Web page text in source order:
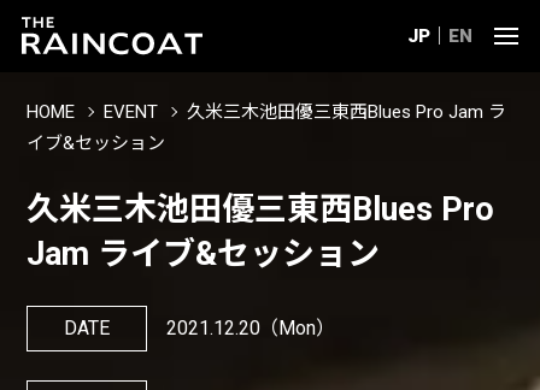
JP EN
HOME EVENT
久米三木池田優三東西Blues Pro Jam ラ
イブ&セッション
久米三木池田優三東西Blues Pro
Jam ライブ&セッション
DATE 2021.12.20（Mon）